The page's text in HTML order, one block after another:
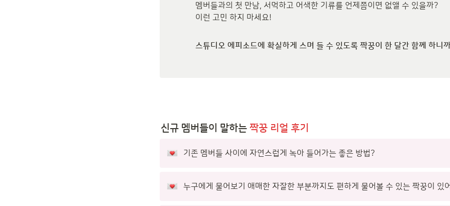
멤버들과의 첫 만남, 서먹하고 어색한 기류를 언제쯤이면 없앨 수 있을까?
이런 고민 하지 마세요!
스튜디오 에피소드에 확실하게 스며 들 수 있도록 짝꿍이 한 달간 함께 하니
신규 멤버들이 말하는 짝꿍 리얼 후기
기존 멤버들 사이에 자연스럽게 녹아 들어가는 좋은 방법?
누구에게 물어보기 애매한 자잘한 부분까지도 편하게 물어볼 수 있는 짝꿍이 있